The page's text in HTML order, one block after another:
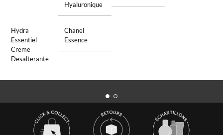
Hyaluronique
Hydra
Essentiel
Creme
Desalterante
Chanel
Essence